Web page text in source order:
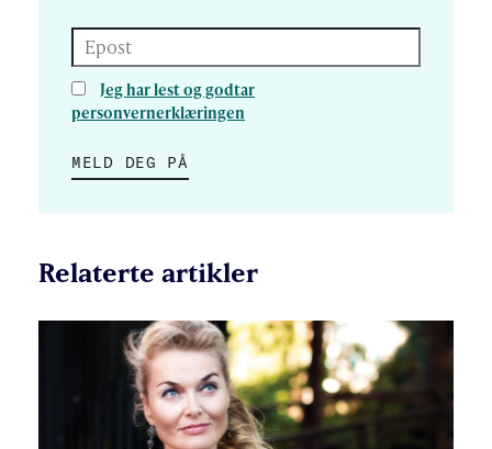
Epost
Jeg har lest og godtar
personvernerklæringen
MELD DEG PÅ
Relaterte artikler